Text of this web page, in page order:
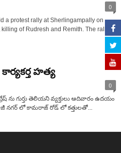
0
a protest rally at Sherlingampally on
of Rudresh and Remith. The rally
హత్య
0
ను గుర్తు తెలియని వ్యక్తులు ఆదివారం ఉదయం
నగర్ లో కామరాజ్ రోడ్ లో కత్తులతో...